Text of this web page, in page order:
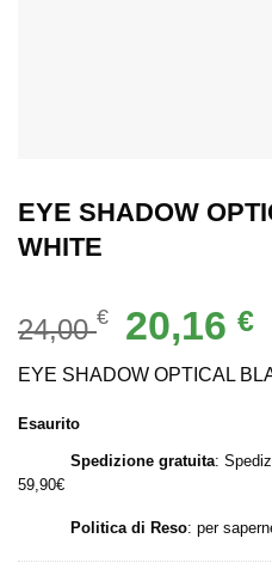
EYE SHADOW
WHITE
24,00€
Il
prezzo
originale
20,16€Il
EYE SHADOW OPTICAL
Esaurito
Spedizione gratuita:
59,90€
Politica di Reso: per